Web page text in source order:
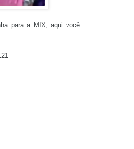
para a MIX, aqui você